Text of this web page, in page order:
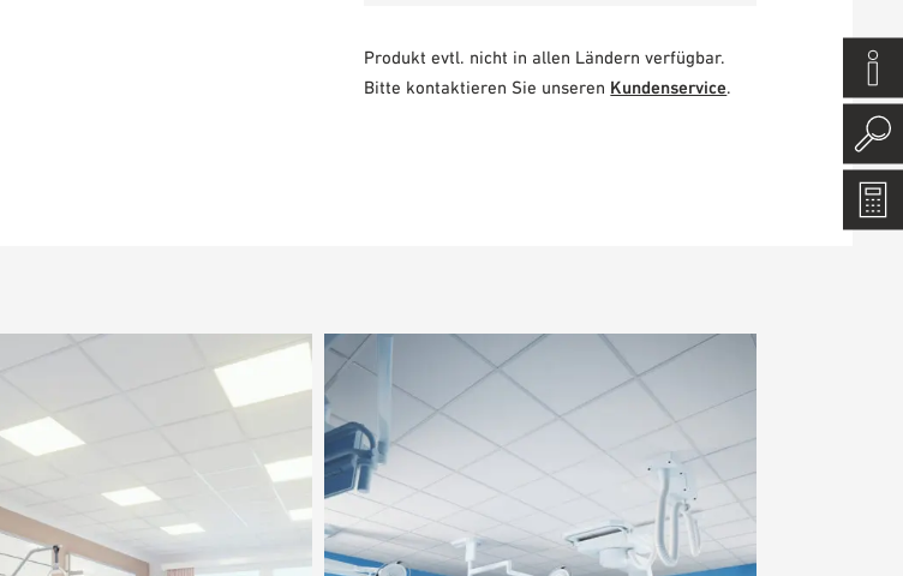
Produkt evtl. nicht in allen Ländern verfügbar.
Bitte kontaktieren Sie unseren Kundenservice.